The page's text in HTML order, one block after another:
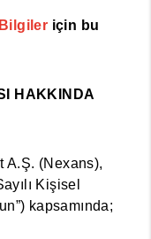
için bu
HAKKINDA
A.Ş. (Nexans),
Kişisel
kapsamında;